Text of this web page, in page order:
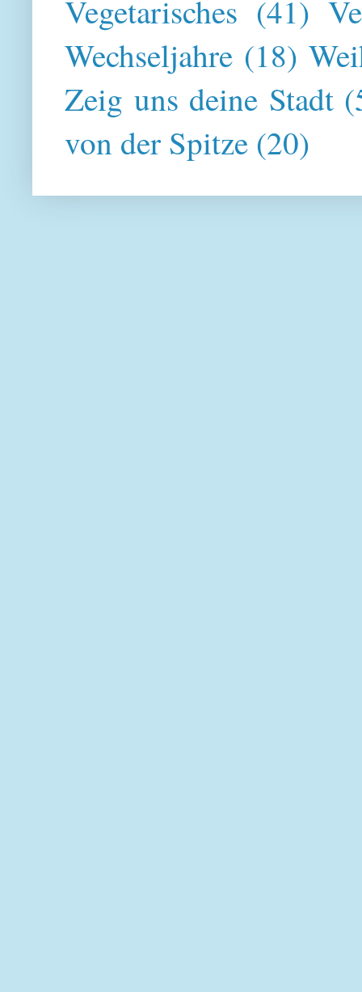
Vegetarisches (41)
Wechseljahre (18)
Zeig uns deine Stadt
von der Spitze (20)